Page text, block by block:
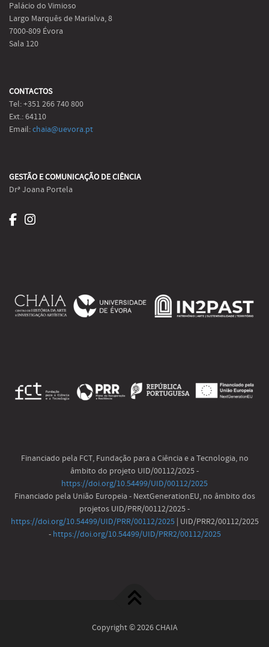
Palácio do Vimioso
Largo Marquês de Marialva, 8
7000-809 Évora
Sala 120
CONTACTOS
Tel: +351 266 740 800
Ext.: 64110
Email:chaia@uevora.pt
GESTÃO E COMUNICAÇÃO DE CIÊNCIA
Drª Joana Portela
Financiado pela FCT, Fundação para a Ciência e a Tecnologia, no
âmbito do projeto UID/00112/2025 -
https://doi.org/10.54499/UID/00112/2025
Financiado pela União Europeia - NextGenerationEU, no âmbito dos
projetos UID/PRR/00112/2025 -
https://doi.org/10.54499/UID/PRR/00112/2025| UID/PRR2/00112/2025
- https://doi.org/10.54499/UID/PRR2/00112/2025
Copyright © 2026 CHAIA